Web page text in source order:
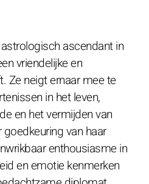
ascendant in
vriendelijke en
Ze neigt ernaar mee te
in het leven,
en het vermijden van
van haar
enthousiasme in
en emotie kenmerken